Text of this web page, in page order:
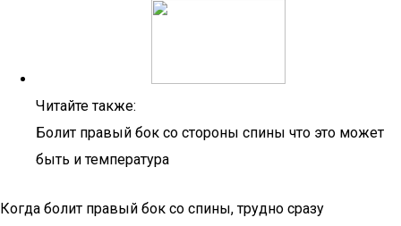
Читайте также:
Болит правый бок со стороны спины что это может
быть и температура
Когда болит правый бок со спины, трудно сразу